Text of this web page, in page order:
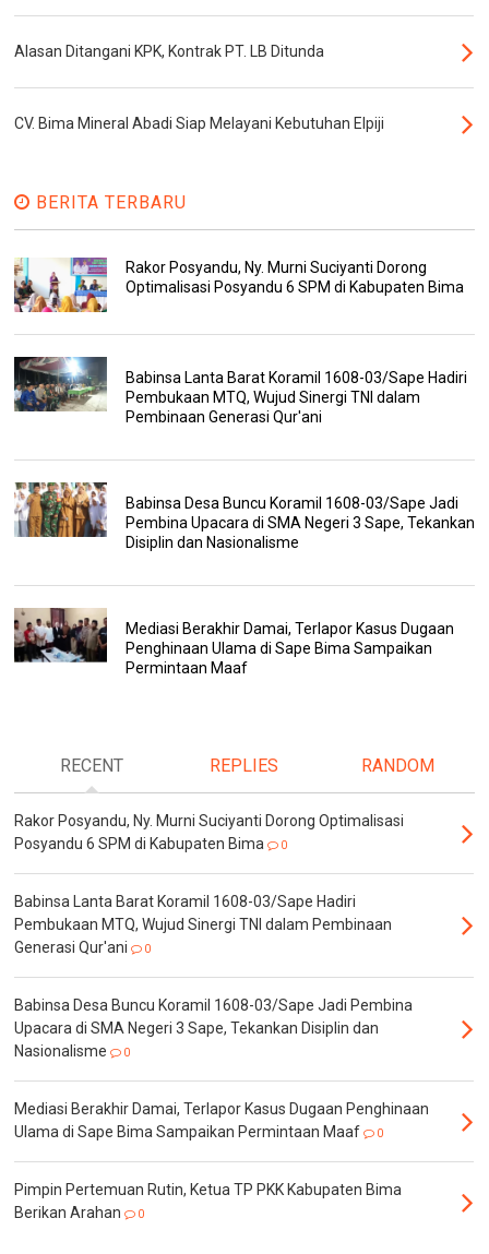
Alasan Ditangani KPK, Kontrak PT. LB Ditunda
CV. Bima Mineral Abadi Siap Melayani Kebutuhan Elpiji
BERITA TERBARU
Rakor Posyandu, Ny. Murni Suciyanti Dorong
Optimalisasi Posyandu 6 SPM di Kabupaten Bima
Babinsa Lanta Barat Koramil 1608-03/Sape Hadiri
Pembukaan MTQ, Wujud Sinergi TNI dalam
Pembinaan Generasi Qur'ani
Babinsa Desa Buncu Koramil 1608-03/Sape Jadi
Pembina Upacara di SMA Negeri 3 Sape, Tekankan
Disiplin dan Nasionalisme
Mediasi Berakhir Damai, Terlapor Kasus Dugaan
Penghinaan Ulama di Sape Bima Sampaikan
Permintaan Maaf
RECENT REPLIES RANDOM
Rakor Posyandu, Ny. Murni Suciyanti Dorong Optimalisasi
Posyandu 6 SPM di Kabupaten Bima
0
Babinsa Lanta Barat Koramil 1608-03/Sape Hadiri
Pembukaan MTQ, Wujud Sinergi TNI dalam Pembinaan
Generasi Qur'ani
0
Babinsa Desa Buncu Koramil 1608-03/Sape Jadi Pembina
Upacara di SMA Negeri 3 Sape, Tekankan Disiplin dan
Nasionalisme
0
Mediasi Berakhir Damai, Terlapor Kasus Dugaan Penghinaan
Ulama di Sape Bima Sampaikan Permintaan Maaf
0
Pimpin Pertemuan Rutin, Ketua TP PKK Kabupaten Bima
Berikan Arahan
0